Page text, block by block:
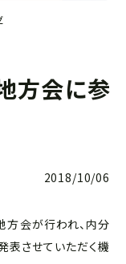
方会に参
2018/10/06
会が行われ、内分
表させていただく機